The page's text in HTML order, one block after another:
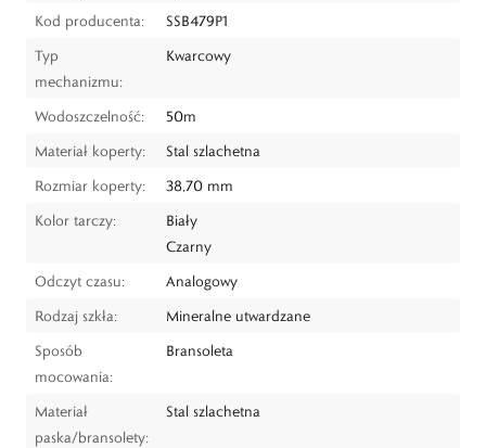
Kod producenta:
SSB479P1
Typ
mechanizmu:
Kwarcowy
Wodoszczelność:
50m
Materiał koperty:
Stal szlachetna
Rozmiar koperty:
38,70 mm
Kolor tarczy:
Biały
Czarny
Odczyt czasu:
Analogowy
Rodzaj szkła:
Mineralne utwardzane
Sposób
mocowania:
Bransoleta
Materiał
paska/bransolety:
Stal szlachetna